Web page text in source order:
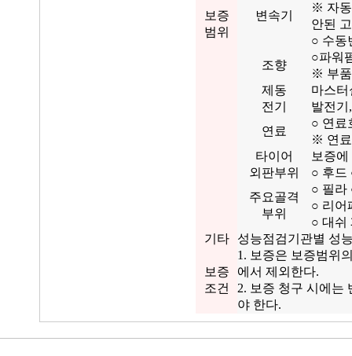
보증
범위
변속기
※ 자동
안된
○ 수동
조향
○파워
※ 부품
제동
마스터
전기
발전기
연료
○ 연료
※ 연료
타이어
보증
외판부위
○ 후드
주요골격
부위
○ 필라
○ 리어
○ 대쉬
기타
성능점검기관별 성
보증
조건
1. 보증은 보증범위
에서 제외한다.
2. 보증 청구 시에는
야 한다.